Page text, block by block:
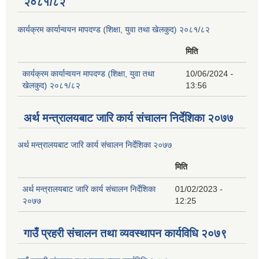
कार्यक्रम कार्यान्वयन मापदण्ड (शिक्षा, युवा तथा खेलकुद) २०८१/८२
मिति
कार्यक्रम कार्यान्वयन मापदण्ड (शिक्षा, युवा तथा
खेलकुद) २०८१/८२
10/06/2024 -
13:56
अर्थ मन्त्रालयबाट जारि कार्य संचालन निर्देशिका २०७७
अर्थ मन्त्रालयबाट जारि कार्य संचालन निर्देशिका २०७७
मिति
अर्थ मन्त्रालयबाट जारि कार्य संचालन निर्देशिका
२०७७
01/02/2023 -
12:25
गाउँ प्रहरी संचालन तथा व्यवस्थापन कार्यविधि २०७९